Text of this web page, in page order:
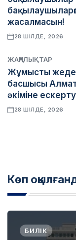
жасалмасын!
28 ШІЛДЕ, 2026
ЖАҢАЛЫҚТАР
Жұмысты
басшысы
әкіміне
28 ШІЛДЕ, 2026
Көп
БИЛІК